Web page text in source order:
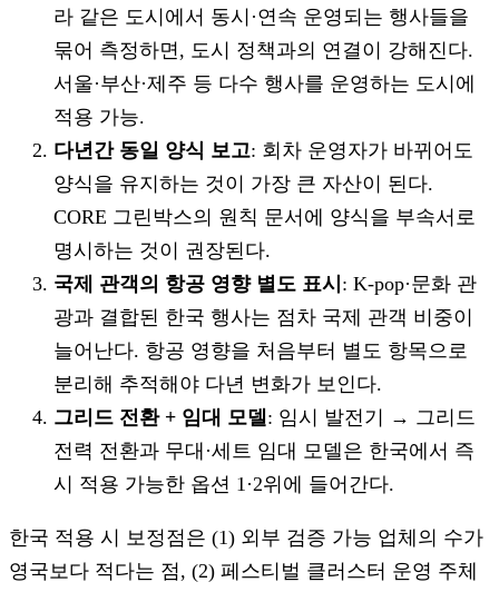
라 같은 도시에서 동시·연속 운영되는 행사들을
묶어 측정하면, 도시 정책과의 연결이 강해진다.
서울·부산·제주 등 다수 행사를 운영하는 도시에
적용 가능.
다년간 동일 양식 보고: 회차 운영자가 바뀌어도
양식을 유지하는 것이 가장 큰 자산이 된다.
CORE 그린박스의 원칙 문서에 양식을 부속서로
명시하는 것이 권장된다.
국제 관객의 항공 영향 별도 표시 : K-pop·문화 관
광과 결합된 한국 행사는 점차 국제 관객 비중이
늘어난다. 항공 영향을 처음부터 별도 항목으로
분리해 추적해야 다년 변화가 보인다.
그리드 전환 + 임대 모델: 임시 발전기 → 그리드
전력 전환과 무대·세트 임대 모델은 한국에서 즉
시 적용 가능한 옵션 1·2위에 들어간다.
한국 적용 시 보정점은 (1) 외부 검증 가능 업체의 수가
영국보다 적다는 점, (2) 페스티벌 클러스터 운영 주체